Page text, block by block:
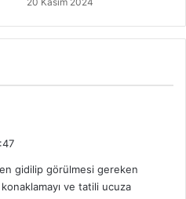
gidilip görülmesi gereken
ve tatili ucuza